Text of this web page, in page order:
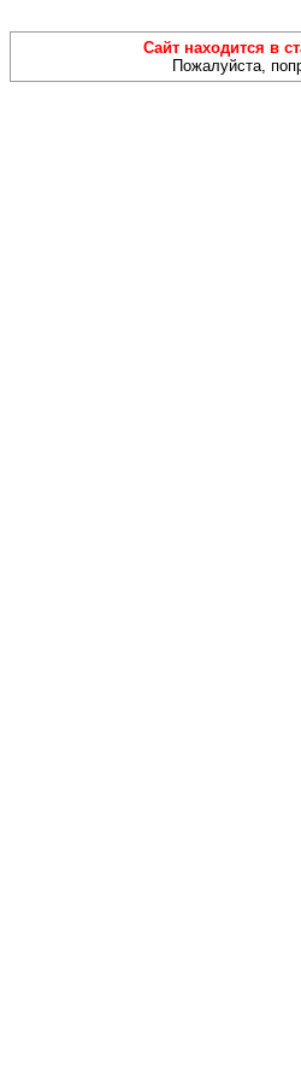
Сайт находится в
Пожалуйста,